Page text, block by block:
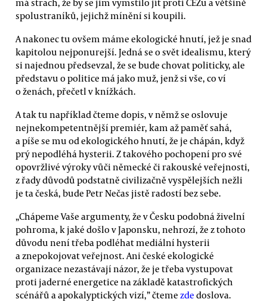
spolustraníků, jejichž mínění si koupili.
A nakonec tu ovšem máme ekologické hnutí, jež je snad
kapitolou nejponurejší. Jedná se o svět idealismu, který
si najednou předsevzal, že se bude chovat politicky, ale
představu o politice má jako muž, jenž si vše, co ví
o ženách, přečetl v knížkách.
A tak tu například čteme dopis, v němž se oslovuje
nejnekompetentnější premiér, kam až paměť sahá,
a píše se mu od ekologického hnutí, že je chápán, když
prý nepodléhá hysterii. Z takového pochopení pro své
opovržlivé výroky vůči německé či rakouské veřejnosti,
z řady důvodů podstatně civilizačně vyspělejších nežli
je ta česká, bude Petr Nečas jistě radostí bez sebe.
„Chápeme Vaše argumenty, že v Česku podobná živelní
pohroma, k jaké došlo v Japonsku, nehrozí, že z tohoto
důvodu není třeba podléhat mediální hysterii
a znepokojovat veřejnost. Ani české ekologické
organizace nezastávají názor, že je třeba vystupovat
proti jaderné energetice na základě katastrofických
scénářů a apokalyptických vizí,” čteme zde doslova.